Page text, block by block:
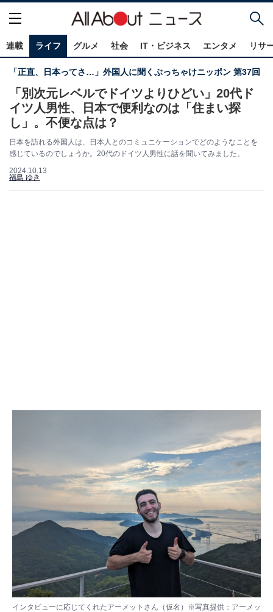
連載 ライフ グルメ 社会 IT・ビジネス エンタメ リサ
「正直、日本ってさ…」外国人に聞くぶっちゃけニッポン 第37回
「別次元レベルでドイツよりひどい」20代ド
イツ人男性、日本で便利なのは「住まい探
し」。不便な点は？
日本を訪れる外国人は、日本人とのコミュニケーションでどのようなことを
感じているのでしょうか。20代のドイツ人男性に話を聞いてみました。
2024.10.13
福島 ゆき
インタビューに応じてくれたアーメットさん（仮名）※写真提供：アーメッ